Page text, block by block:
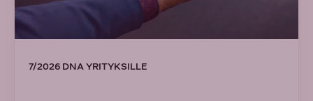
7/2026 DNA YRITYKSILLE